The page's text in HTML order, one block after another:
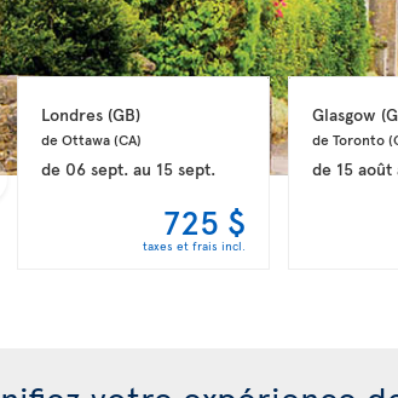
Londres (GB)
de Ottawa (CA)
de 06 sept.au 15 sept.
725 $
taxes et frais incl.
Glasgow
de Toronto
de 15 août